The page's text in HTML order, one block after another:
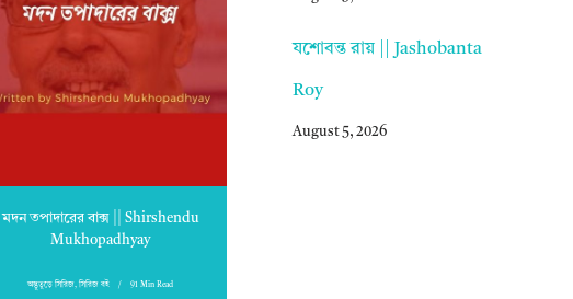
মদন তপাদারের বাক্স || Shirshendu
Mukhopadhyay
অদ্ভুতুড়ে সিরিজ,সিরিজ বই 91 Min Read
যশোবন্ত রায় || Jashobanta
Roy
August 5, 2026